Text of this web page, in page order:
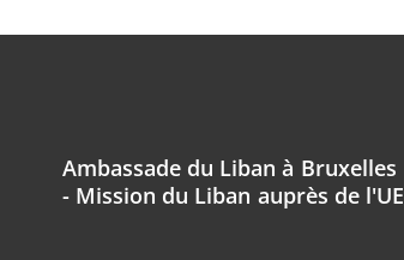
Ambassade du Liban à Bruxelles
- Mission du Liban auprès de l'UE